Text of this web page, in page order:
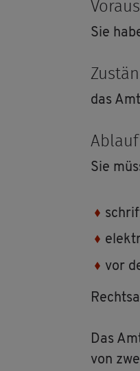
Sie
das
Ab­lauf
Sie
vor
Das
von